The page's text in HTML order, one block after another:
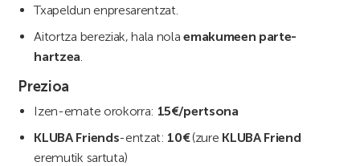
Txapeldun enpresarentzat.
Aitortza bereziak, hala nolaemakumeen parte-
hartzea
Prezioa
Izen-emate orokorra: 15€/pertsona
KLUBA Friends-entzat: 10€(zure KLUBA Friend
eremutik sartuta)